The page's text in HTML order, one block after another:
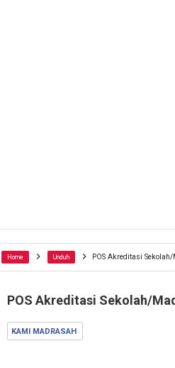
Home Unduh POS Akreditasi
POS Akreditasi Sekolah/
KAMI MADRASAH